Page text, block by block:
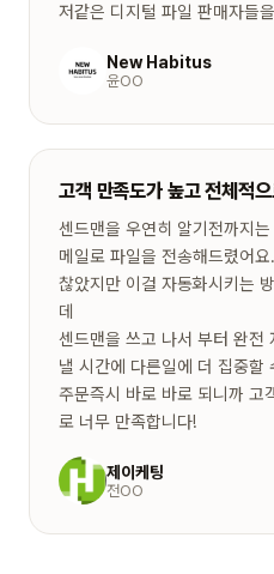
저같은 디지털 파일 판매자들
New Habitus
윤OO
고객 만족도가 높고 전체적
센드맨을 우연히 알기전까지
메일로 파일을 전송해드렸어요. 사실 저는 그 과정이 너무 귀
찮았지만 이걸 자동화시키는 방법을 모르니 별 수 없었죠. 근
데
센드맨을 쓰고 나서 부터 완전
낼 시간에 다른일에 더 집중할 수 있어서 좋았어요. 전송이
주문즉시 바로 바로 되니까 고객 만족도도 높구요 전체적으
로 너무 만족합니다!
제이케팅
전OO